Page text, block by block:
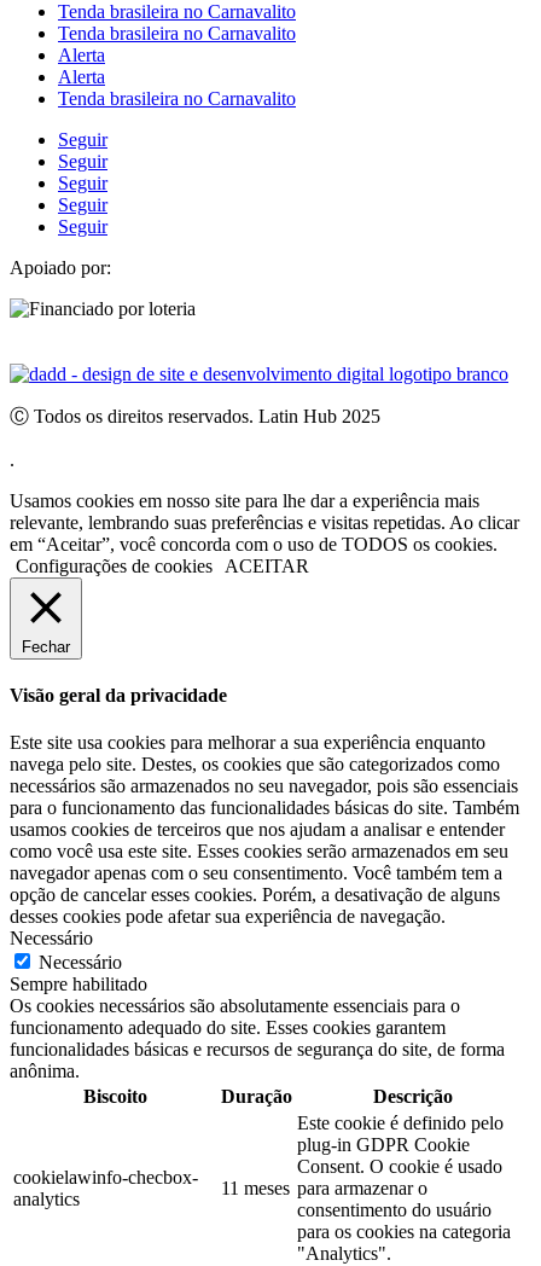
Tenda brasileira no Carnavalito
Tenda brasileira no Carnavalito
Alerta
Alerta
Tenda brasileira no Carnavalito
Seguir
Seguir
Seguir
Seguir
Seguir
Apoiado por:
Ⓒ Todos os direitos reservados. Latin Hub 2025
.
Usamos cookies em nosso site para lhe dar a experiência mais
relevante, lembrando suas preferências e visitas repetidas. Ao clicar
em “Aceitar”, você concorda com o uso de TODOS os cookies.
Configurações de cookies
ACEITAR
Fechar
Visão geral da privacidade
Este site usa cookies para melhorar a sua experiência enquanto
navega pelo site. Destes, os cookies que são categorizados como
necessários são armazenados no seu navegador, pois são essenciais
para o funcionamento das funcionalidades básicas do site. Também
usamos cookies de terceiros que nos ajudam a analisar e entender
como você usa este site. Esses cookies serão armazenados em seu
navegador apenas com o seu consentimento. Você também tem a
opção de cancelar esses cookies. Porém, a desativação de alguns
desses cookies pode afetar sua experiência de navegação.
Necessário
Necessário
Sempre habilitado
Os cookies necessários são absolutamente essenciais para o
funcionamento adequado do site. Esses cookies garantem
funcionalidades básicas e recursos de segurança do site, de forma
anônima.
Biscoito
Duração Descrição
cookielawinfo-checbox-
analytics
11 meses
Este cookie é definido pelo
plug-in GDPR Cookie
Consent. O cookie é usado
para armazenar o
consentimento do usuário
para os cookies na categoria
"Analytics".